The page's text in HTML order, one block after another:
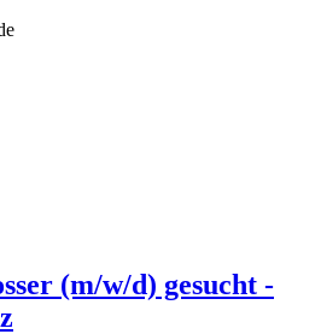
(m/w/d) gesucht -